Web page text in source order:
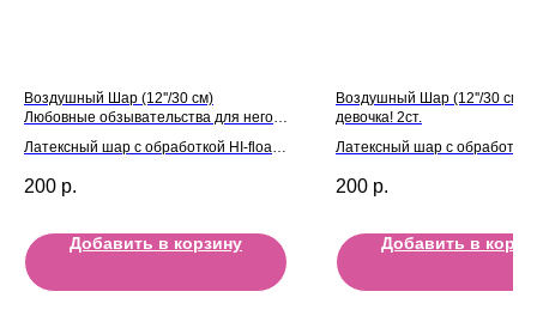
Воздушный Шар (12''/30 см)
Любовные обзывательства для него!
Латексный шар с обработкой HI-float
200 р.
Добавить в корзину
Воздушный Шар (12''/30 см)
девочка! 2ст.
Латексный шар с
200 р.
Добавить в